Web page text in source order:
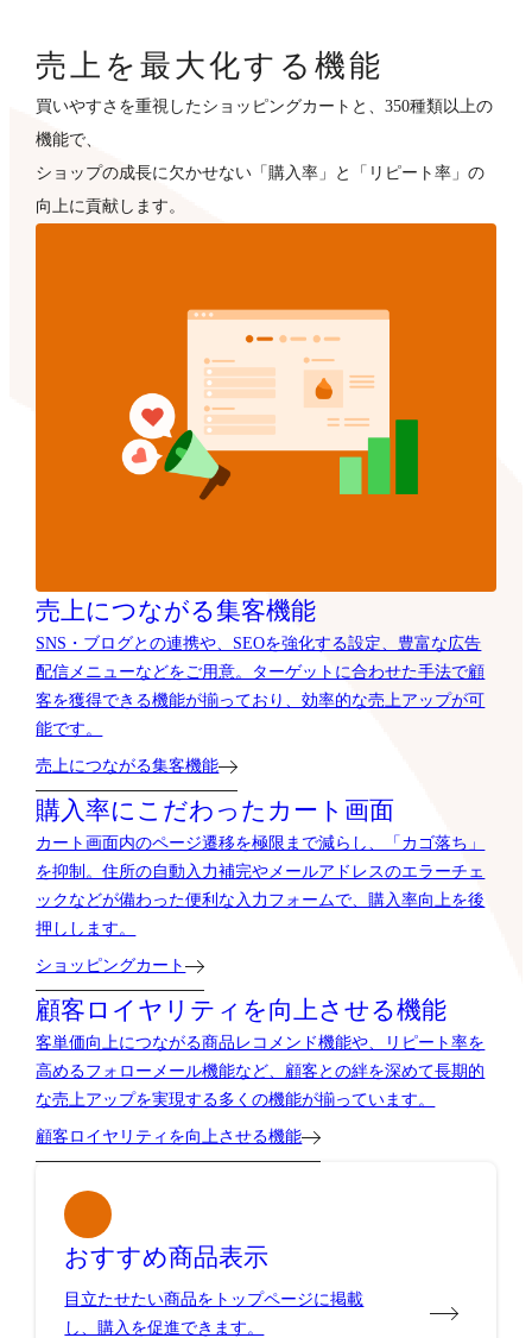
売上を最大化する機能
買いやすさを重視したショッピングカートと、350種類以上の
機能で、
ショップの成長に欠かせない「購入率」と「リピート率」の
向上に貢献します。
売上につながる集客機能
SNS・ブログとの連携や、SEOを強化する設定、豊富な広告
配信メニューなどをご用意。ターゲットに合わせた手法で顧
客を獲得できる機能が揃っており、効率的な売上アップが可
能です。
売上につながる集客機能
購入率にこだわったカート画面
カート画面内のページ遷移を極限まで減らし、「カゴ落ち」
を抑制。住所の自動入力補完やメールアドレスのエラーチェ
ックなどが備わった便利な入力フォームで、購入率向上を後
押しします。
ショッピングカート
顧客ロイヤリティを向上させる機能
客単価向上につながる商品レコメンド機能や、リピート率を
高めるフォローメール機能など、顧客との絆を深めて長期的
な売上アップを実現する多くの機能が揃っています。
顧客ロイヤリティを向上させる機能
おすすめ商品表示
目立たせたい商品をトップページに掲載
し、購入を促進できます。